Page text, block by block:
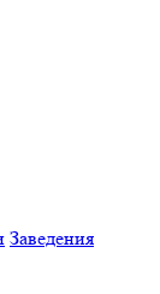
Заведения